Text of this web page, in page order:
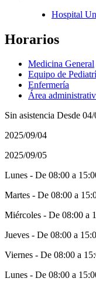
Hospital
Horarios
Medicina General
Equipo de
Enfermería
Área
Sin asistencia Desde
2025/09/04
2025/09/05
Lunes - De 08:00 a
Martes - De 08:00 a
Miércoles - De 08:00 a
Jueves - De 08:00 a
Viernes - De 08:00 a
Lunes - De 08:00 a